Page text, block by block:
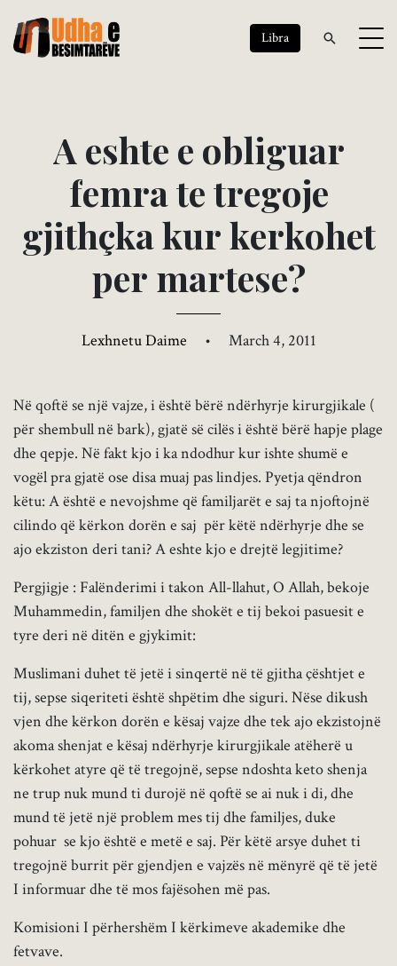
Libra
A eshte e obliguar
femratetregoje
gjithçkakurkerkohet
per martese?
Lexhnetu Daime • March 4, 2011
Në qoftë se një vajze, i është bërë ndërhyrje kirurgjikale (
për shembull në bark), gjatë së cilës i është bërë hapje plage
dhe qepje. Në fakt kjo i ka ndodhur kur ishte shumë e
vogël pra gjatë ose disa muaj pas lindjes. Pyetja qëndron
këtu: A është e nevojshme që familjarët e saj ta njoftojnë
cilindo që kërkon dorën e saj për këtë ndërhyrje dhe se
ajo ekziston deri tani? A eshte kjo e drejtë legjitime?
Pergjigje : Falënderimi i takon All-llahut, O Allah, bekoje
Muhammedin, familjen dhe shokët e tij bekoi pasuesit e
tyre deri në ditën e gjykimit:
Muslimani duhet të jetë i sinqertë në të gjitha çështjet e
tij, sepse siqeriteti është shpëtim dhe siguri. Nëse dikush
vjen dhe kërkon dorën e kësaj vajze dhe tek ajo ekzistojnë
akoma shenjat e kësaj ndërhyrje kirurgjikale atëherë u
kërkohet atyre që të tregojnë, sepse ndoshta keto shenja
ne trup nuk mund ti durojë në qoftë se ai nuk i di, dhe
mund të jetë një problem mes tij dhe familjes, duke
pohuar se kjo është e metë e saj. Për këtë arsye duhet ti
tregojnë burrit për gjendjen e vajzës në mënyrë që të jetë
I informuar dhe të mos fajësohen më pas.
Komisioni I përhershëm I kërkimeve akademike dhe
fetvave.